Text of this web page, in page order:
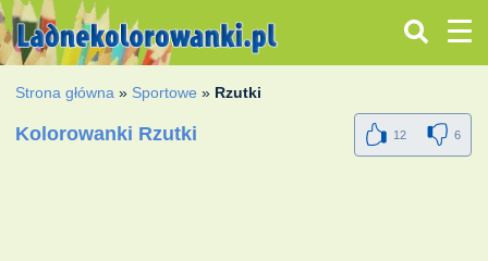
Strona główna » Sportowe » Rzutki
Kolorowanki Rzutki 12 6